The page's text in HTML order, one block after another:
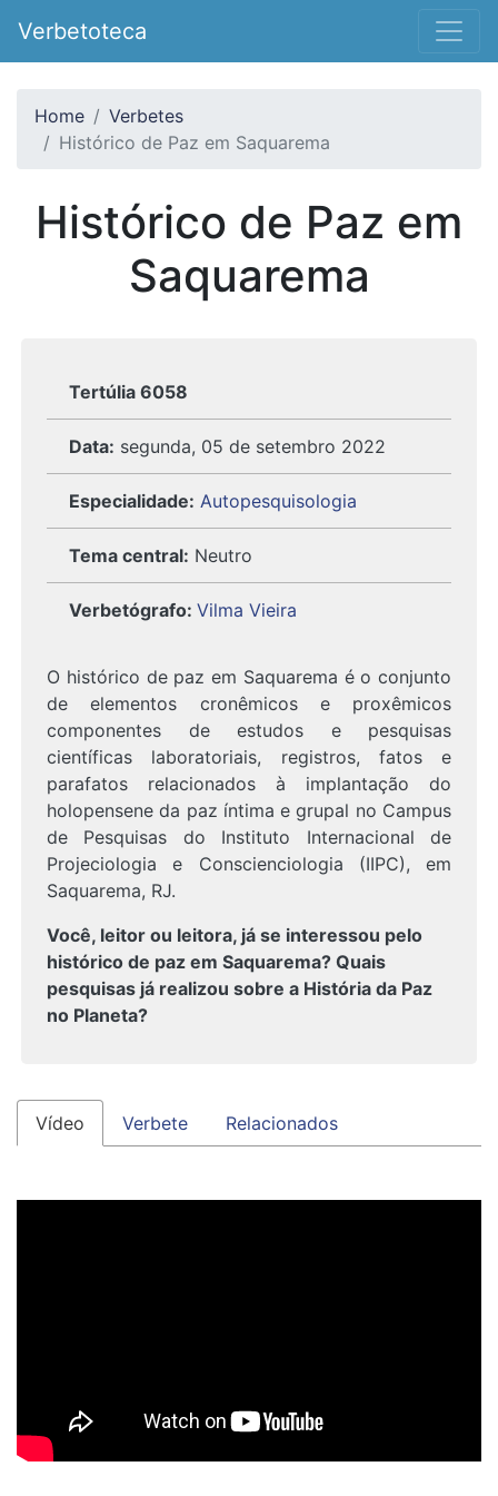
Verbetoteca
Home
Verbetes
Histórico de Paz em Saquarema
Histórico de Paz em
Saquarema
Tertúlia 6058
Data: segunda, 05 de setembro 2022
Especialidade: Autopesquisologia
Tema central: Neutro
Verbetógrafo: Vilma Vieira
O histórico de paz em Saquarema é o conjunto
de elementos cronêmicos e proxêmicos
componentes de estudos e pesquisas
científicas laboratoriais, registros, fatos e
parafatos relacionados à implantação do
holopensene da paz íntima e grupal no Campus
de Pesquisas do Instituto Internacional de
Projeciologia e Conscienciologia (IIPC), em
Saquarema, RJ.
Você, leitor ou leitora, já se interessou pelo
histórico de paz em Saquarema? Quais
pesquisas já realizou sobre a História da Paz
no Planeta?
Vídeo Verbete Relacionados